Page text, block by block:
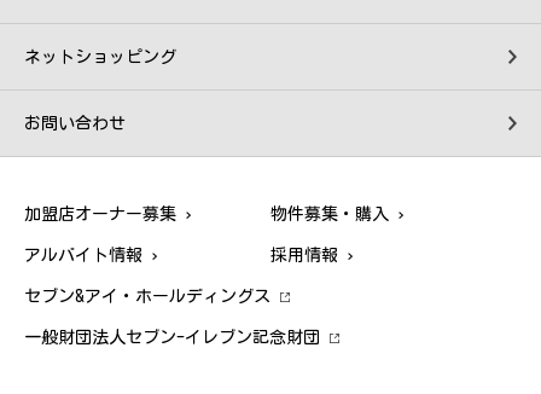
ネットショッピング
お問い合わせ
加盟店オーナー募集 物件募集・購入
アルバイト情報 採用情報
セブン&アイ・ホールディングス
一般財団法人セブン-イレブン記念財団